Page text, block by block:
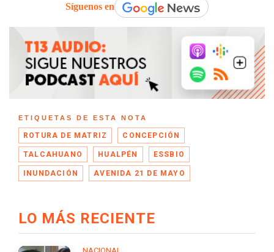
Síguenos en
ETIQUETAS DE ESTA NOTA
ROTURA DE MATRIZ CONCEPCIÓN
TALCAHUANO HUALPÉN ESSBIO
INUNDACIÓN AVENIDA 21 DE MAYO
LO MÁS RECIENTE